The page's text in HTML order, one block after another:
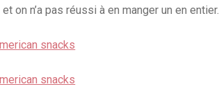
on n’a pas réussi à en manger un en entier.